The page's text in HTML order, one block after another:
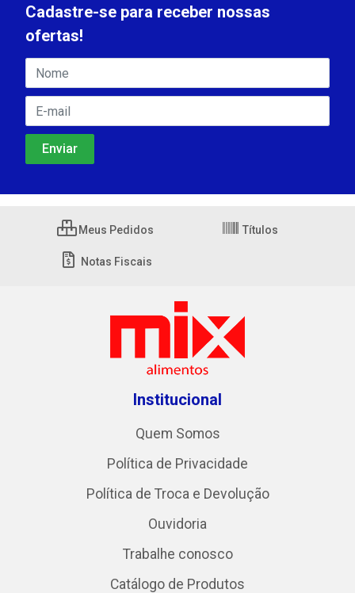
Cadastre-se para receber nossas
ofertas!
Meus Pedidos Títulos
Notas Fiscais
Institucional
Quem Somos
Política de Privacidade
Política de Troca e Devolução
Ouvidoria
Trabalhe conosco
Catálogo de Produtos